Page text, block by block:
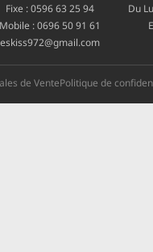
Fixe :0596 63 25 94
Mobile :0696 50 91 61
eskiss972@gmail.com
Du
de VentePolitique de